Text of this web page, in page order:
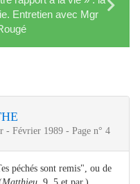
Entretien avec Mgr
- Février 1989 - Page n° 4
péchés sont remis", ou de